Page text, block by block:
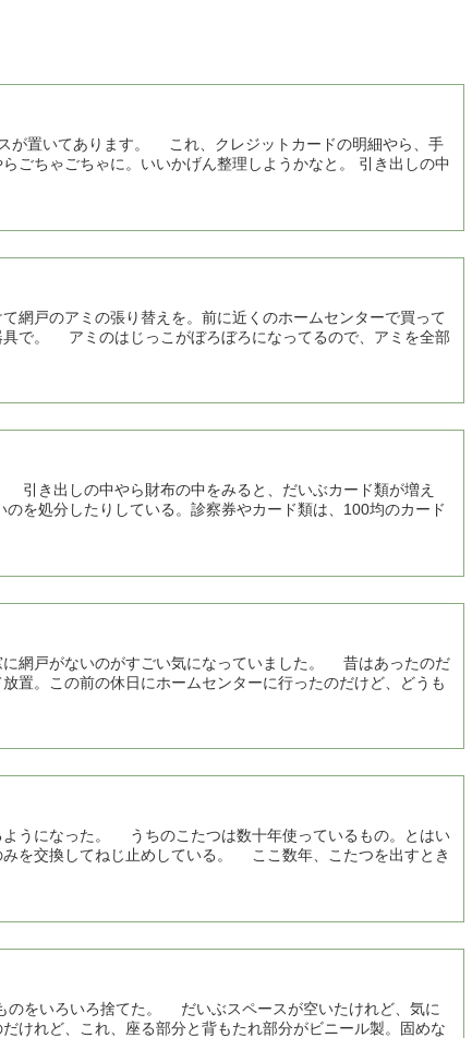
ジットカードの明細やら、手
ごちゃごちゃに。いいかげん整理しようかなと。 引き出しの中
戸のアミの張り替えを。前に近くのホームセンターで買って
で。 アミのはじっこがぼろぼろになってるので、アミを全部
き出しの中やら財布の中をみると、だいぶカード類が増え
を処分したりしている。診察券やカード類は、100均のカード
網戸がないのがすごい気になっていました。 昔はあったのだ
置。この前の休日にホームセンターに行ったのだけど、どうも
うになった。 うちのこたつは数十年使っているもの。とはい
を交換してねじ止めしている。 ここ数年、こたつを出すとき
をいろいろ捨てた。 だいぶスペースが空いたけれど、気に
けれど、これ、座る部分と背もたれ部分がビニール製。固めな